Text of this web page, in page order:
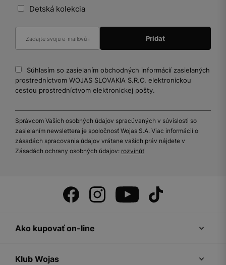
Detská kolekcia
Súhlasím so zasielaním obchodných informácií zasielaných
prostredníctvom WOJAS SLOVAKIA S.R.O. elektronickou
cestou prostredníctvom elektronickej pošty.
Správcom Vašich osobných údajov spracúvaných v súvislosti so
zasielaním newslettera je spoločnosť Wojas S.A. Viac informácií o
zásadách spracovania údajov vrátane vašich práv nájdete v
Zásadách ochrany osobných údajov: rozvinúť
Ako kupovať on-line
Klub Wojas